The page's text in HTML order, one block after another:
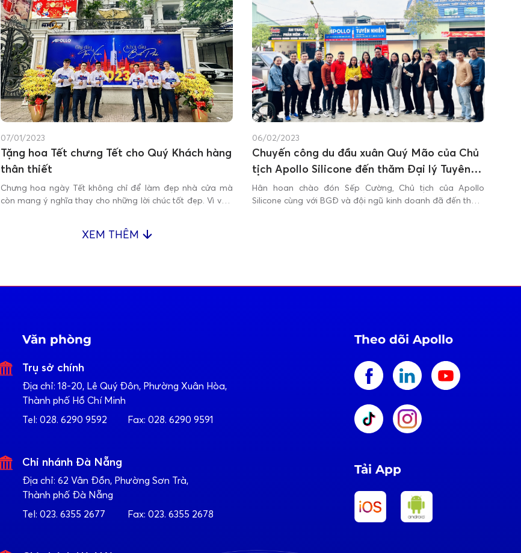
07/01/2023
Tặng hoa Tết chưng Tết cho Quý Khách hàng
thân thiết
Chưng hoa ngày Tết không chỉ để làm đẹp nhà cửa mà
còn mang ý nghĩa thay cho những lời chúc tốt đẹp. Vì vậy,
06/02/2023
Chuyến công du đầu xuân Quý Mão của Chủ
tịch Apollo Silicone đến thăm Đại lý Tuyên
Nhiên tại TP. Lào Cai.
Hân hoan chào đón Sếp Cường, Chủ tịch của Apollo
Silicone cùng với BGĐ và đội ngũ kinh doanh đã đến thăm
XEM THÊM
Văn phòng
Trụ sở chính
Địa chỉ: 18-20, Lê Quý Đôn, Phường Xuân Hòa,
Thành phố Hồ Chí Minh
Tel: 028. 6290 9592 Fax: 028. 6290 9591
Chi nhánh Đà Nẵng
Địa chỉ: 62 Vân Đồn, Phường Sơn Trà,
Thành phố Đà Nẵng
Tel: 023. 6355 2677 Fax: 023. 6355 2678
Theo dõi Apollo
Tải App